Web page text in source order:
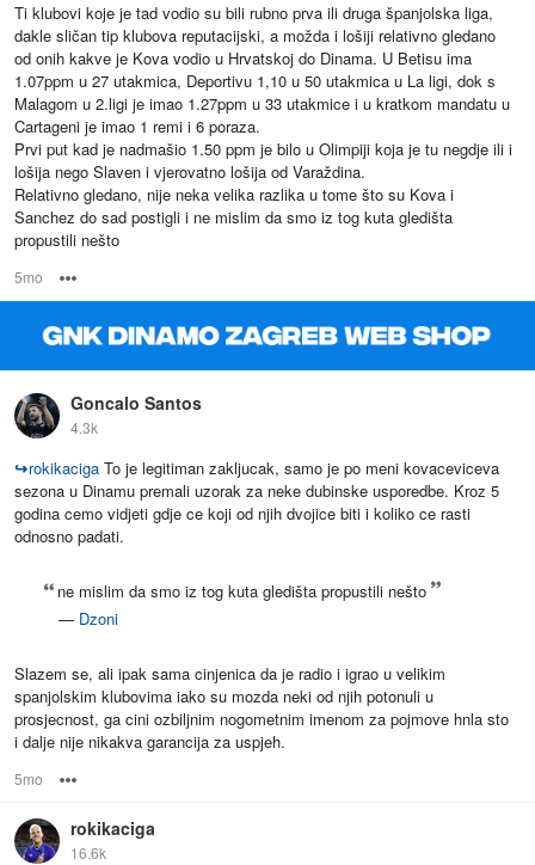
Ti klubovi koje je tad vodio su bili rubno prva ili druga španjolska liga,
dakle sličan tip klubova reputacijski, a možda i lošiji relativno gledano
od onih kakve je Kova vodio u Hrvatskoj do Dinama. U Betisu ima
1.07ppm u 27 utakmica, Deportivu 1,10 u 50 utakmica u La ligi, dok s
Malagom u 2.ligi je imao 1.27ppm u 33 utakmice i u kratkom mandatu u
Cartageni je imao 1 remi i 6 poraza.
Prvi put kad je nadmašio 1.50 ppm je bilo u Olimpiji koja je tu negdje ili i
lošija nego Slaven i vjerovatno lošija od Varaždina.
Relativno gledano, nije neka velika razlika u tome što su Kova i
Sanchez do sad postigli i ne mislim da smo iz tog kuta gledišta
propustili nešto
5mo
Goncalo Santos
4.3k
↪rokikaciga To je legitiman zakljucak, samo je po meni kovaceviceva
sezona u Dinamu premali uzorak za neke dubinske usporedbe. Kroz 5
godina cemo vidjeti gdje ce koji od njih dvojice biti i koliko ce rasti
odnosno padati.
ne mislim da smo iz tog kuta gledišta propustili nešto
— Dzoni
Slazem se, ali ipak sama cinjenica da je radio i igrao u velikim
spanjolskim klubovima iako su mozda neki od njih potonuli u
prosjecnost, ga cini ozbiljnim nogometnim imenom za pojmove hnla sto
i dalje nije nikakva garancija za uspjeh.
5mo
rokikaciga
16.6k